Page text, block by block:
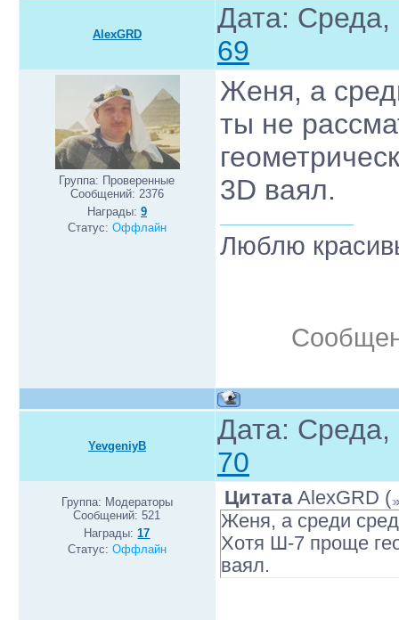
AlexGRD
Дата:
69
Группа: Проверенные
Сообщений: 2376
Награды: 9
Статус: Оффлайн
Женя, а
ты не
3D ваял.
Люблю
YevgeniyB
Дата:
70
Группа: Модераторы
Сообщений:521
Награды:17
Статус: Оффлайн
Цитата AlexGRD (
Женя, а среди
Хотя Ш-7 проще
ваял.